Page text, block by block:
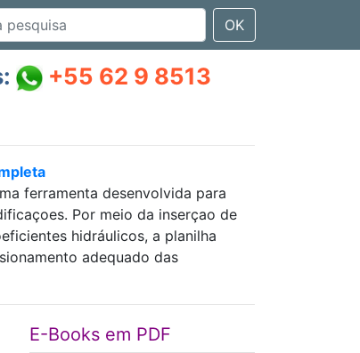
OK
+55 62 9 8513
ferramenta desenvolvida para
Por meio da inserçao de
hidráulicos, a planilha
adequado das
E-Books em PDF